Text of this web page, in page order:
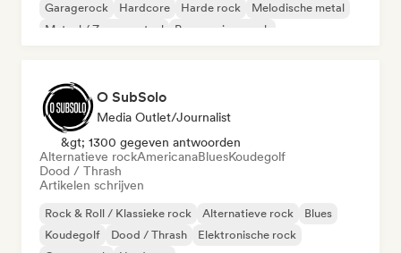
Garagerock
Hardcore Harde rock
Melodische metal
Metaal / Zwaar metaal
Progressieve rock
O SubSolo
Media Outlet/Journalist
&gt; 1300 gegeven antwoorden
Alternatieve rockAmericanaBluesKoudegolf
Dood / Thrash
Artikelen schrijven
Rock & Roll / Klassieke rock Alternatieve rock
Blues
Koudegolf
Dood / Thrash
Elektronische rock